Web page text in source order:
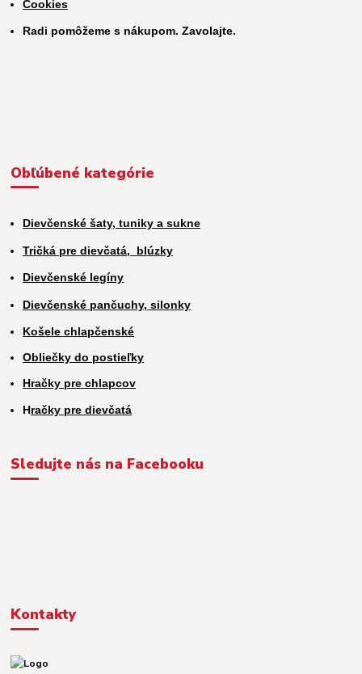
Cookies
Radi pomôžeme s nákupom. Zavolajte.
Obľúbené kategórie
Dievčenské šaty, tuniky a sukne
Tričká pre dievčatá, blúzky
Dievčenské legíny
Dievčenské pančuchy, silonky
Košele chlapčenské
Obliečky do postieľky
Hračky pre chlapcov
Hračky pre dievčatá
Sledujte nás na Facebooku
Kontakty